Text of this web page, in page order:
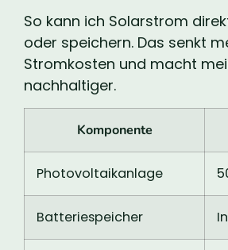
So kann ich Solarstrom
oder speichern. Das senkt
Stromkosten und macht
nachhaltiger.
Komponente
Photovoltaikanlage
Batteriespeicher